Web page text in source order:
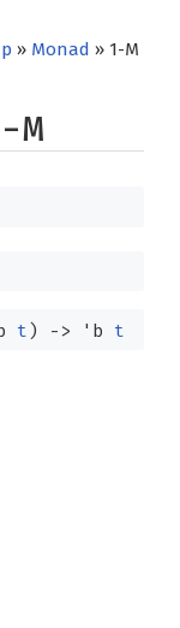
» Monad » 1-M
M
t) -> 'b t